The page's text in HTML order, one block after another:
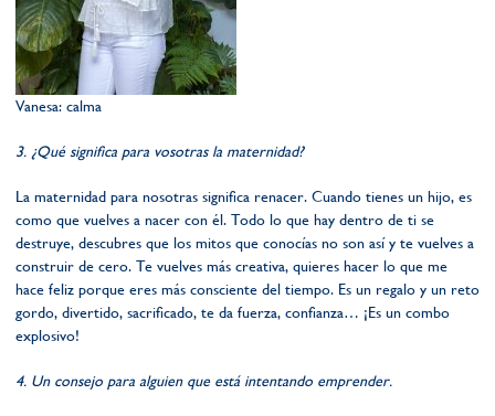
Vanesa: calma
3. ¿Qué significa para vosotras la maternidad?
La maternidad para nosotras significa renacer. Cuando tienes un hijo, es
como que vuelves a nacer con él. Todo lo que hay dentro de ti se
destruye, descubres que los mitos que conocías no son así y te vuelves a
construir de cero. Te vuelves más creativa, quieres hacer lo que me
hace feliz porque eres más consciente del tiempo. Es un regalo y un reto
gordo, divertido, sacrificado, te da fuerza, confianza… ¡Es un combo
explosivo!
4. Un consejo para alguien que está intentando emprender.